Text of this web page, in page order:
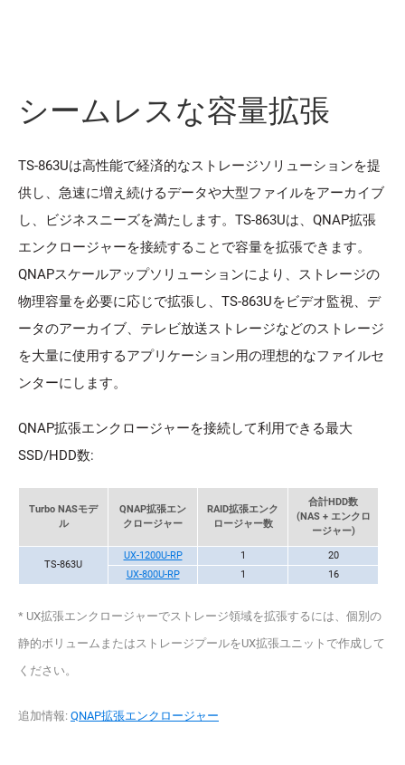
シームレスな容量拡張
TS-863Uは高性能で経済的なストレージソリューションを提
供し、急速に増え続けるデータや大型ファイルをアーカイブ
し、ビジネスニーズを満たします。TS-863Uは、QNAP拡張
エンクロージャーを接続することで容量を拡張できます。
QNAPスケールアップソリューションにより、ストレージの
物理容量を必要に応じで拡張し、TS-863Uをビデオ監視、デ
ータのアーカイブ、テレビ放送ストレージなどのストレージ
を大量に使用するアプリケーション用の理想的なファイルセ
ンターにします。
QNAP拡張エンクロージャーを接続して利用できる最大
SSD/HDD数:
Turbo NASモデ
ル
QNAP拡張エン
クロージャー
RAID拡張エンク
ロージャー数
合計HDD数
(NAS + エンクロ
ージャー)
TS-863U
UX-1200U-RP 1
20
UX-800U-RP
1 16
* UX拡張エンクロージャーでストレージ領域を拡張するには、個別の
静的ボリュームまたはストレージプールをUX拡張ユニットで作成して
ください。
追加情報: QNAP拡張エンクロージャー